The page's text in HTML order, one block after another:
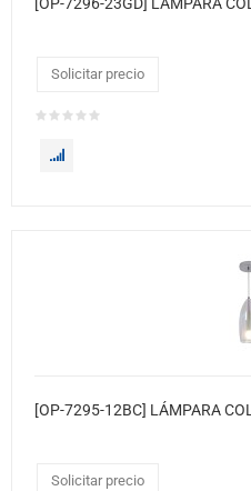
Solicitar precio
Solicitar precio